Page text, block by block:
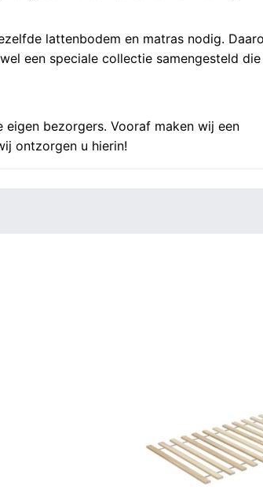
lattenbodem en matras nodig.
een speciale collectie samengesteld
bezorgers. Vooraf maken wij een
ontzorgen u hierin!